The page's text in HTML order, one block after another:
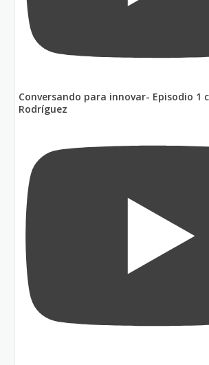
Conversando para innovar- Episodio 1
Rodríguez